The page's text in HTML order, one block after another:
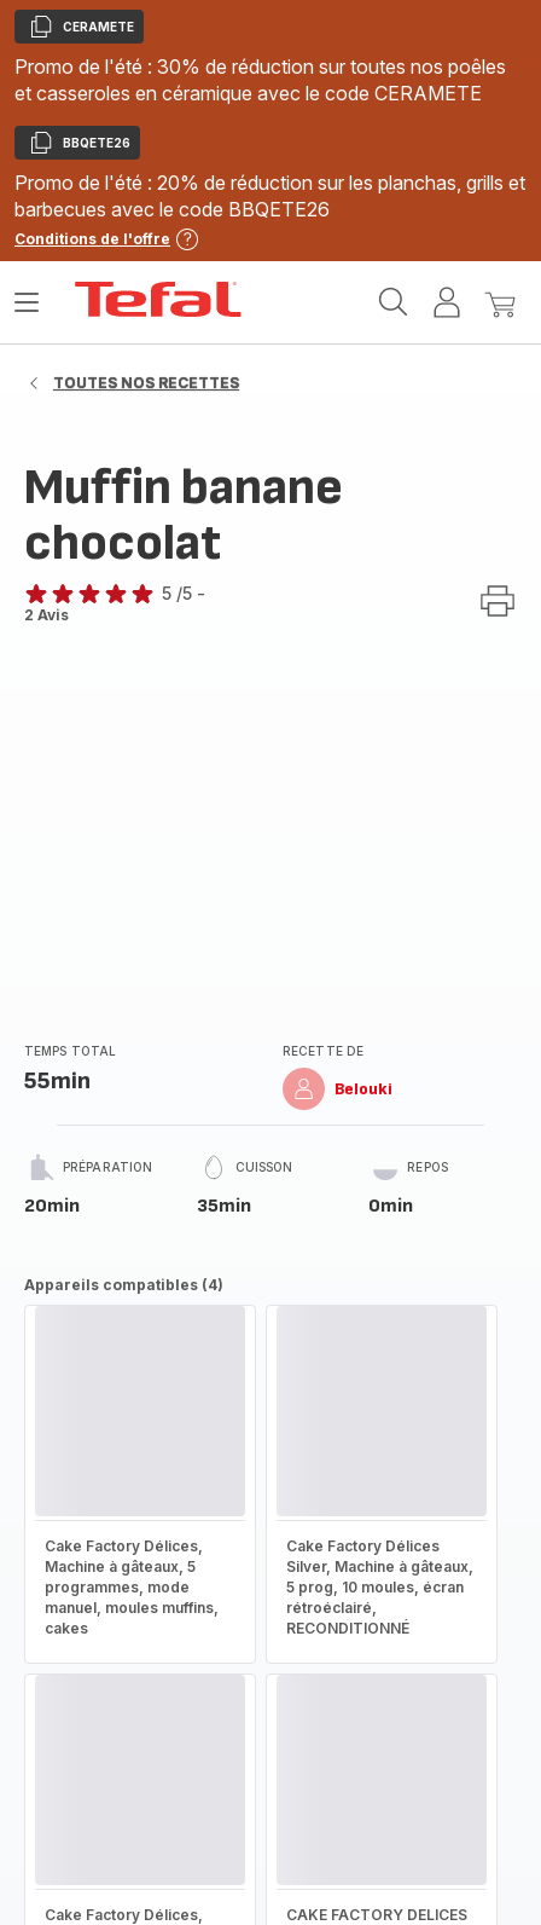
Copier
CERAMETE
Promo de l'été : 30% de réduction sur toutes nos poêles
et casseroles en céramique avec le code CERAMETE
Copier
BBQETE26
Promo de l'été : 20% de réduction sur les planchas, grills et
barbecues avec le code BBQETE26
Conditions de l'offre
MonMon
Ouvrir
TOUTES NOS RECETTES
Muffin banane
chocolat
Avis
5 /5 -
2 Avis
TEMPS TOTAL
55min
RECETTE DE
Belouki
PRÉPARATION
20min
CUISSON
35min
REPOS
0min
Appareils compatibles (4)
Cake Factory Délices,
Machine à gâteaux, 5
programmes, mode
manuel, moules muffins,
cakes
Cake Factory Délices
Silver, Machine à gâteaux,
5 prog, 10 moules, écran
rétroéclairé,
RECONDITIONNÉ
Cake Factory Délices,
CAKE FACTORY DELICES